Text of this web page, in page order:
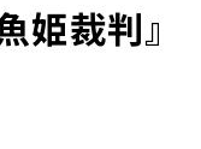
裁判』